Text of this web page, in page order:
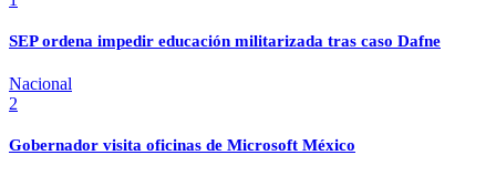
SEP ordena impedir educación militarizada tras caso Dafne
Nacional
2
Gobernador visita oficinas de Microsoft México